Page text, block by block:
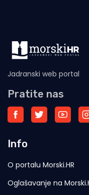
Jadranski web portal
Pratite nas
Info
O portalu Morski.HR
Oglašavanje na